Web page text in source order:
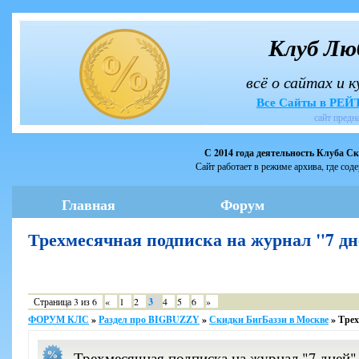
Клуб
всё о сайтах и
Все Сайты в
сайт
С 2014 года деятельность Клуба
Сайт работает в режиме архива, где
Главная Форум
Трехмесячная подписка на журнал
Страница3 из6 « 1 2 3 4 5 6 »
ФОРУМ КЛС »Раздел про BIGBUZZY»Скидки БигБаззи в Москве»